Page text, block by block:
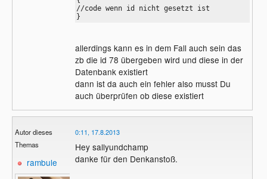
//code wenn id nicht gesetzt ist
}
allerdings kann es in dem Fall auch sein das
zb die id 78 übergeben wird und diese in der
Datenbank existiert
dann ist da auch ein fehler also musst Du
auch überprüfen ob diese existiert
Autor dieses
Themas
rambule
0:11, 17.8.2013
Hey sallyundchamp
danke für den Denkanstoß.